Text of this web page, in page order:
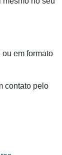
em formato
contato pelo